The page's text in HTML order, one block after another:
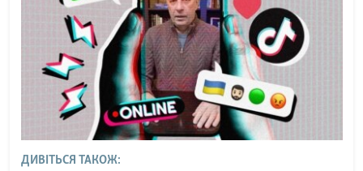
ДИВІТЬСЯ ТАКОЖ: